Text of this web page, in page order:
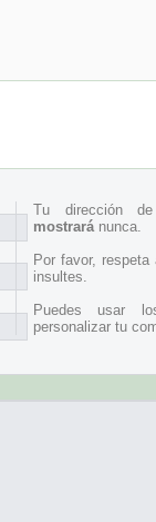
Tu dirección
mostrará nunca.
Por favor,
insultes.
Puedes usar
personalizar tu